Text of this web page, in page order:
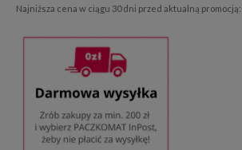
Najniższa cena w ciągu 30 dni przed aktualną promocją: